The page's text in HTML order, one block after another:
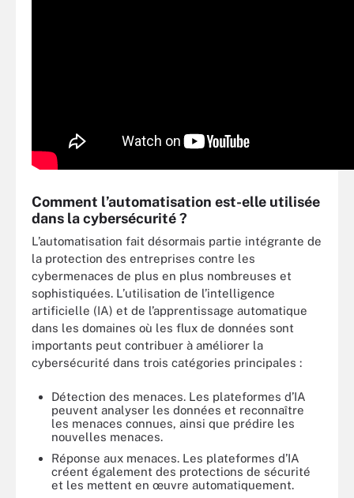
Comment l’automatisation est-elle utilisée
dans la cybersécurité ?
L’automatisation fait désormais partie intégrante de
la protection des entreprises contre les
cybermenaces de plus en plus nombreuses et
sophistiquées. L’utilisation de l’intelligence
artificielle (IA) et de l’apprentissage automatique
dans les domaines où les flux de données sont
importants peut contribuer à améliorer la
cybersécurité dans trois catégories principales :
Détection des menaces. Les plateformes d’IA
peuvent analyser les données et reconnaître
les menaces connues, ainsi que prédire les
nouvelles menaces.
Réponse aux menaces. Les plateformes d’IA
créent également des protections de sécurité
et les mettent en œuvre automatiquement.